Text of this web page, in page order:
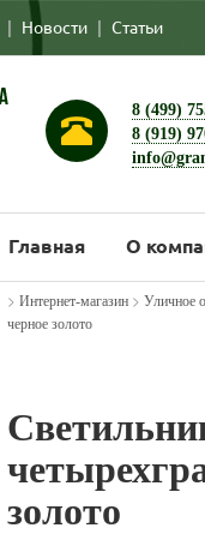
| Новости | Статьи
8 (499)
8 (919)
Главная О
> Интернет-магазин> Уличное
черное золото
золото